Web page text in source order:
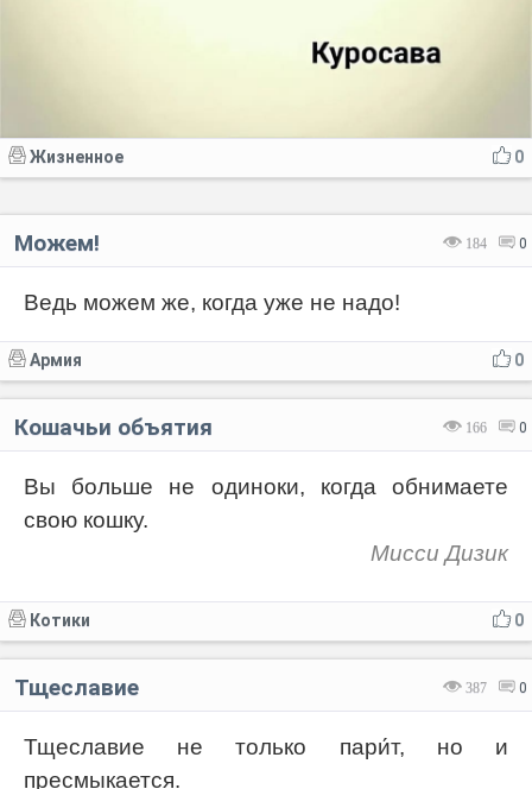
0
Жизненное
184 0
Можем!
Ведь можем же, когда уже не надо!
0
Армия
166 0
Кошачьи объятия
Вы больше не одиноки, когда обнимаете
свою кошку.
Мисси Дизик
0
Котики
387 0
Тщеславие
Тщеславие не только пари́т, но и
пресмыкается.